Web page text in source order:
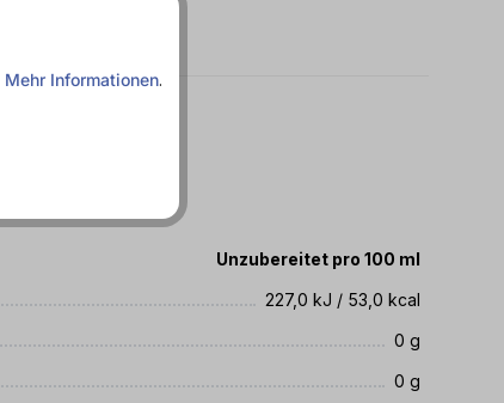
Unzubereitet pro 100 ml
227,0 kJ / 53,0 kcal
0 g
0 g
Mehr Informationen.